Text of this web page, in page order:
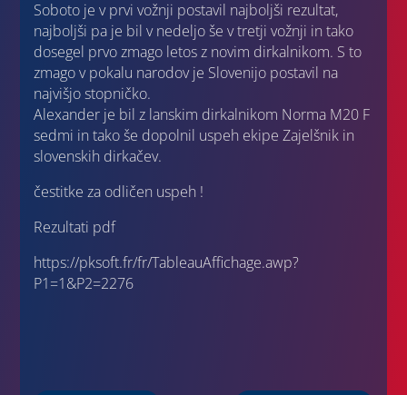
Soboto je v prvi vožnji postavil najboljši rezultat,
najboljši pa je bil v nedeljo še v tretji vožnji in tako
dosegel prvo zmago letos z novim dirkalnikom. S to
zmago v pokalu narodov je Slovenijo postavil na
najvišjo stopničko.
Alexander je bil z lanskim dirkalnikom Norma M20 F
sedmi in tako še dopolnil uspeh ekipe Zajelšnik in
slovenskih dirkačev.
čestitke za odličen uspeh !
Rezultati pdf
https://pksoft.fr/fr/TableauAffichage.awp?
P1=1&P2=2276